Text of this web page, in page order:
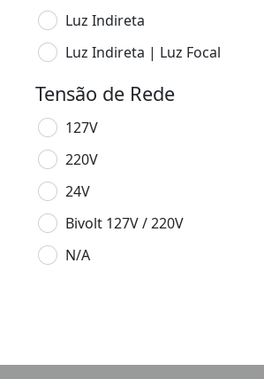
Luz Indireta
Luz Indireta | Luz Focal
Tensão de Rede
127V
220V
24V
Bivolt 127V / 220V
N/A